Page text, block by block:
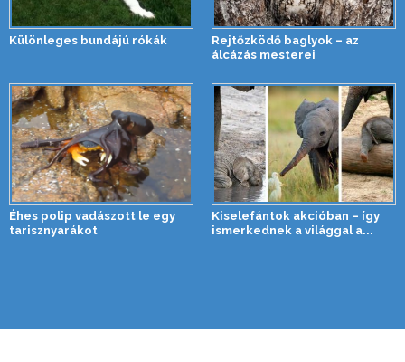
Különleges bundájú rókák
Rejtőzködő baglyok – az
álcázás mesterei
Éhes polip vadászott le egy
tarisznyarákot
Kiselefántok akcióban – így
ismerkednek a világgal a...